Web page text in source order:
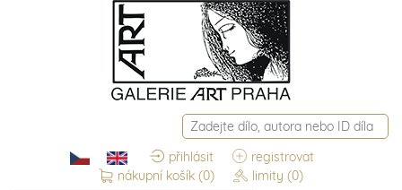
přihlásit
registrovat
nákupní košík (0) limity (0)